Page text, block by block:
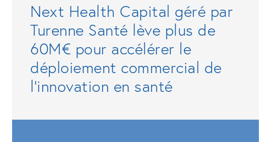
Next Health Capital géré par
Turenne Santé lève plus de
60M€ pour accélérer le
déploiement commercial de
l'innovation en santé